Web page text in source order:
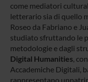
come mediatori
letterario sia di quello
Roseo da Fabriano e
studiato sfruttando le
metodologie e dagli
Digital Humanities,
Accademiche Digitali,
rappresentano